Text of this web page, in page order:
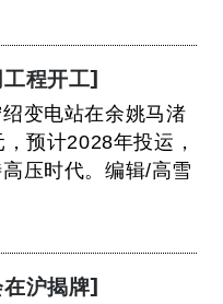
程开工]
变电站在余姚马渚
预计2028年投运，
压时代。编辑/高雪
沪揭牌]